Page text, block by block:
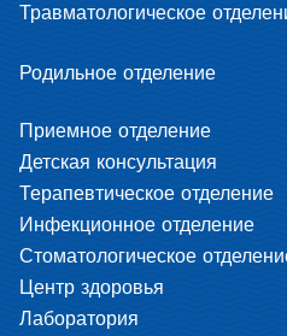
Травматологическое
Родильное отделение
Приемное отделение
Детская консультация
Терапевтическое отделение
Инфекционное отделение
Стоматологическое
Центр здоровья
Лаборатория